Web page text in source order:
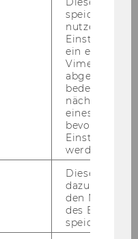
speichert
ein
Vimeo-Video
abgespielt
bedeutet,
nächsten
eines Vimeo-
bevorzugten
werden.
Dieser
dazu
den
des
speichern.